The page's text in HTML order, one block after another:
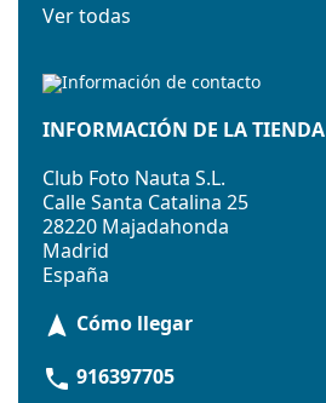
Ver todas
INFORMACIÓN DE LA TIENDA
Club Foto Nauta S.L.
Calle Santa Catalina 25
28220 Majadahonda
Madrid
España
navigation Cómo llegar
phone 916397705